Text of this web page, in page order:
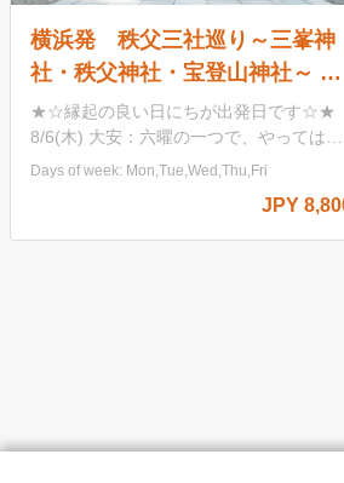
横浜発 東国三社巡り～鹿島神
宮・香取神宮・息栖神社～ 関東
最大級のパワースポット神社巡
り 北総の小江戸「佐原」の自
由散策もオススメ♪
★☆縁起の良い日にちが出発日です☆★
8/6(木)・9/4(金) 大安：六曜の一つで、や
ってはいけないことが何もない日 9/14(月)
むとされる、最強の開運日 大安：六曜の
一つで、やってはいけないことが何もない
す。 10/19(月) 大安：六曜の一つで、やっ
Days of week: Mon,Tue,Wed,Thu,Fri
JPY 8,980〜